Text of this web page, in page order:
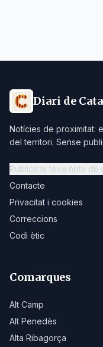
Diari de
Notícies de proximitat:
del territori. Sense
Publica la teva nota de
Contacte
Privacitat i cookies
Correccions
Codi ètic
Comarques
Alt Camp
Alt Penedès
Alta Ribagorça